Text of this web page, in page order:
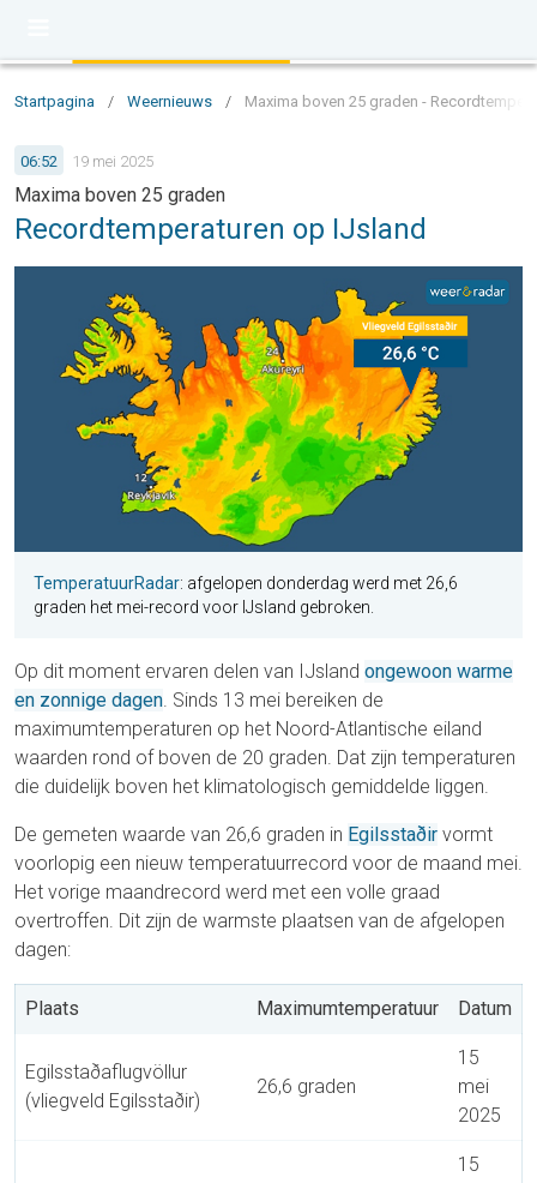
Startpagina / Weernieuws / Maxima boven 25 graden -
06:52 19 mei 2025
Maxima boven 25 graden
Recordtemperaturen op IJsland
TemperatuurRadar: afgelopen donderdag werd met 26,6
graden het mei-record voor IJsland gebroken.
Op dit moment ervaren delen van IJsland ongewoon warme
en zonnige dagen. Sinds 13 mei bereiken de
maximumtemperaturen op het Noord-Atlantische eiland
waarden rond of boven de 20 graden. Dat zijn temperaturen
die duidelijk boven het klimatologisch gemiddelde liggen.
De gemeten waarde van 26,6 graden in Egilsstaðir vormt
voorlopig een nieuw temperatuurrecord voor de maand mei.
Het vorige maandrecord werd met een volle graad
overtroffen. Dit zijn de warmste plaatsen van de afgelopen
dagen:
Plaats Maximumtemperatuur Datum
Egilsstaðaflugvöllur
(vliegveld Egilsstaðir)
26,6 graden
15
mei
2025
15